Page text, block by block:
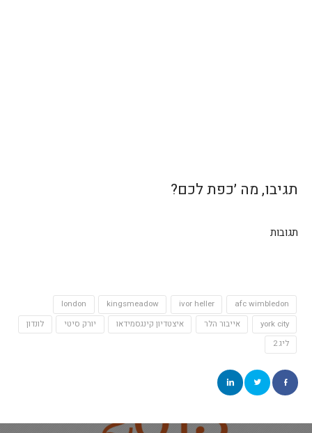
תגיבו, מה ׳כפת לכם?
תגובות
afc wimbledon
ivor heller
kingsmeadow
london
york city
אייבור הלר איצטדיון קינגסמידאו יורק סיטי
לונדון
ליג 2